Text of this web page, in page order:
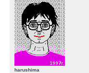
harushima